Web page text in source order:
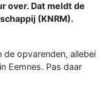
over. Dat meldt de
(KNRM).
de opvarenden, allebei
Eemnes. Pas daar